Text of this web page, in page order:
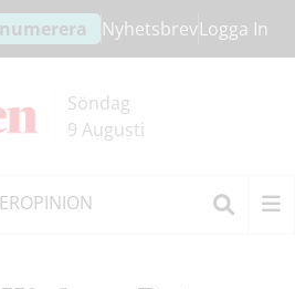
NyhetsbrevLogga In
Söndag
9 Augusti
OPINION